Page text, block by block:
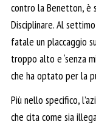
contro la Benetton, è
Disciplinare. Al
fatale un placcaggio
troppo alto e ‘senza
che ha optato per la
Più nello specifico,
che cita come sia